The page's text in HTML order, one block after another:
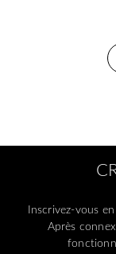
Inscrivez-vous
Après